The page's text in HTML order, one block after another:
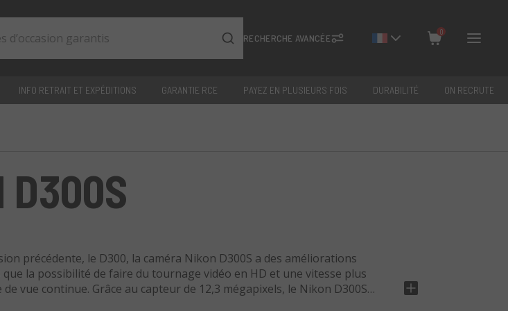
RECHERCHE AVANCÉE
0
Fermer
INFO RETRAIT ET EXPÉDITIONS GARANTIE RCE PAYEZ EN PLUSIEURS FOIS DURABILITÉ ON RECRUTE
D300S
précédente, le D300, la caméra Nikon D300S a des améliorations
la possibilité de faire du tournage vidéo en HD et une vitesse plus
vue continue. Grâce au capteur de 12,3 mégapixels, le Nikon D300S